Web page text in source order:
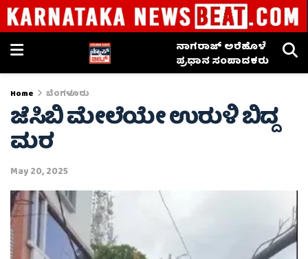
ನಾಗರಾಜ್ ಅರೆಹೊಳೆ
ಪ್ರಧಾನ ಸಂಪಾದಕರು
Home ಬೆಂಗಳೂರು
ಜೆಸಿಬಿ ಮೇಲೆಯೇ ಉರುಳಿ ಬಿದ್ದ
ಮರ
May 20, 2025